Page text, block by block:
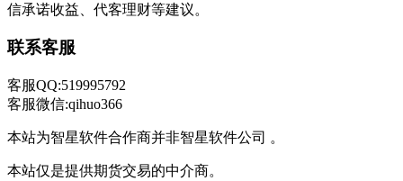
信承诺收益、代客理财等建议。
联系客服
客服QQ:519995792
客服微信:qihuo366
本站为智星软件合作商并非智星软件公司 。
本站仅是提供期货交易的中介商。